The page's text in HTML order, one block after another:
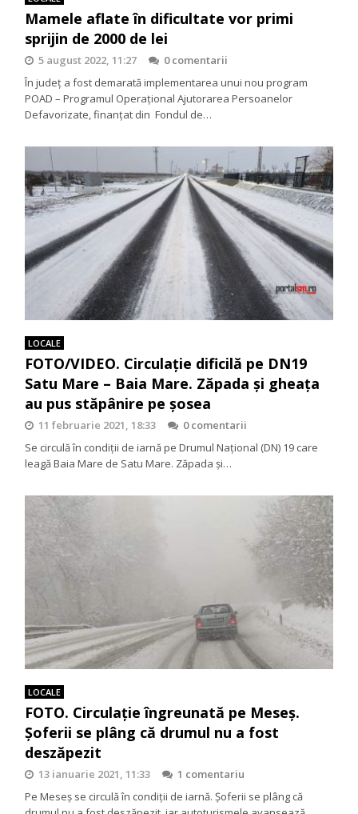
Mamele aflate în dificultate vor primi
sprijin de 2000 de lei
5 august 2022, 11:27
0 comentarii
În județ a fost demarată implementarea unui nou program
POAD – Programul Operațional Ajutorarea Persoanelor
Defavorizate, finanțat din Fondul de…
LOCALE
FOTO/VIDEO. Circulație dificilă pe DN19
Satu Mare – Baia Mare. Zăpada și gheața
au pus stăpânire pe șosea
11 februarie 2021, 18:33
0 comentarii
Se circulă în condiții de iarnă pe Drumul Național (DN) 19 care
leagă Baia Mare de Satu Mare. Zăpada și…
LOCALE
FOTO. Circulație îngreunată pe Meseș.
Șoferii se plâng că drumul nu a fost
deszăpezit
13 ianuarie 2021, 11:33
1 comentariu
Pe Meseș se circulă în condiții de iarnă. Șoferii se plâng că